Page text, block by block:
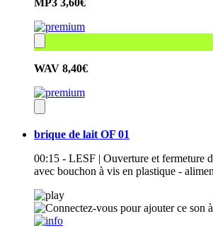
MP3 3,60€
WAV 8,40€
brique de lait OF 01
00:15 - LESF | Ouverture et fermeture
avec bouchon à vis en plastique -